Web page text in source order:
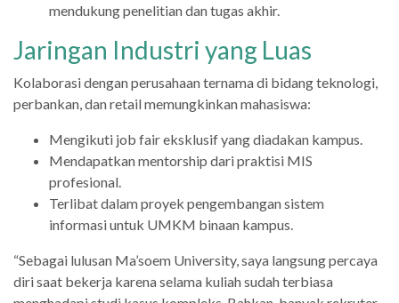
mendukung penelitian dan tugas akhir.
Jaringan Industri yang Luas
Kolaborasi dengan perusahaan ternama di bidang teknologi,
perbankan, dan retail memungkinkan mahasiswa:
Mengikuti job fair eksklusif yang diadakan kampus.
Mendapatkan mentorship dari praktisi MIS
profesional.
Terlibat dalam proyek pengembangan sistem
informasi untuk UMKM binaan kampus.
“Sebagai lulusan Ma’soem University, saya langsung percaya
diri saat bekerja karena selama kuliah sudah terbiasa